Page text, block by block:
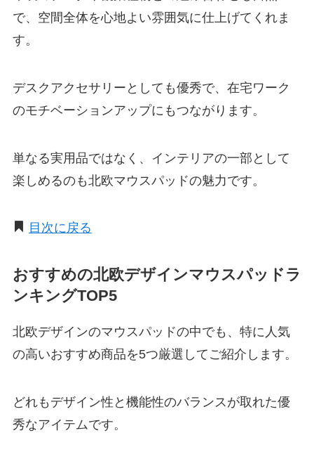
で、空間全体を心地よい雰囲気に仕上げてくれま
す。
デスクアクセサリーとしても優秀で、在宅ワーク
のモチベーションアップにもつながります。
単なる実用品ではなく、インテリアの一部として
楽しめるのも北欧マウスパッドの魅力です。
目次に戻る
おすすめの北欧デザインマウスパッドラ
ンキングTOP5
北欧デザインのマウスパッドの中でも、特に人気
の高いおすすめ商品を5つ厳選してご紹介します。
どれもデザイン性と機能性のバランスが取れた優
秀なアイテムです。